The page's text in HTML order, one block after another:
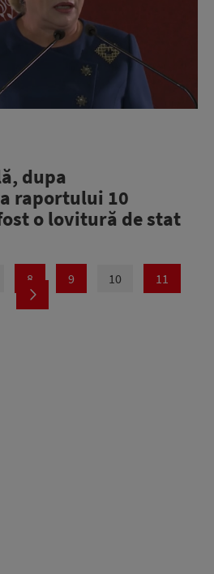
dupa
raportului 10
o lovitură de stat
8 9 10 11